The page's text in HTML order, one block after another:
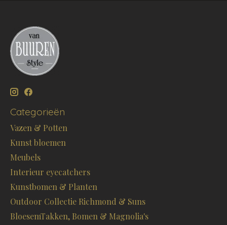
Categorieën
Vazen & Potten
Kunst bloemen
Meubels
Interieur eyecatchers
Kunstbomen & Planten
Outdoor Collectie Richmond & Suns
BloesemTakken, Bomen & Magnolia's